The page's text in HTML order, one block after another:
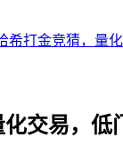
希打金竞猜，量
交易，低